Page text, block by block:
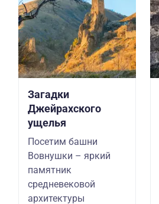
Загадки
Джейрахского
ущелья
Посетим башни
Вовнушки – яркий
памятник
средневековой
архитектуры